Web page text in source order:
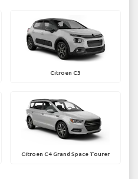
Citroen C3
Citroen C4 Grand Space Tourer